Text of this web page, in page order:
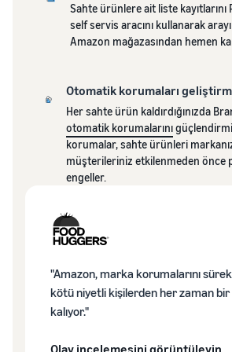
Sahte ürünlere ait liste
self servis aracını kullanarak
Amazon mağazasından hemen
Otomatik korumaları
Her sahte ürün kaldırdığınızda
otomatik korumalarını
korumalar, sahte ürünleri
müşterileriniz etkilenmeden önce
engeller.
"Amazon, marka korumalarını
kötü niyetli kişilerden her zaman bir
kalıyor."